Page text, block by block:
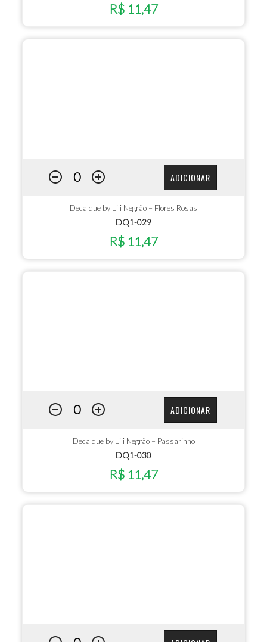
R$ 11,47
ADICIONAR
Decalque by Lili Negrão – Flores Rosas
DQ1-029
R$ 11,47
ADICIONAR
Decalque by Lili Negrão – Passarinho
DQ1-030
R$ 11,47